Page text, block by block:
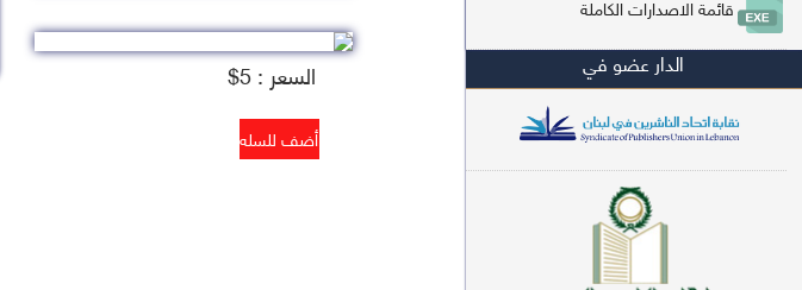
علم كلام (96)
أخلاق وتصوف (91)
سير وتراجم (90)
معاجم لغوية (89)
سيرة نبوية وتصوف (81)
قائمة الاصدارات الكاملة
الدار عضو في السعر : 5$